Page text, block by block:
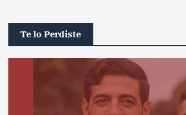
Te lo Perdiste